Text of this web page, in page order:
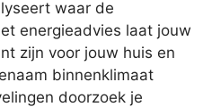
waar de
energieadvies laat jouw
zijn voor jouw huis en
binnenklimaat
doorzoek je